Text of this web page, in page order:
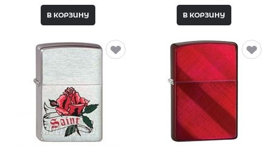
В КОРЗИНУ В КОРЗИНУ